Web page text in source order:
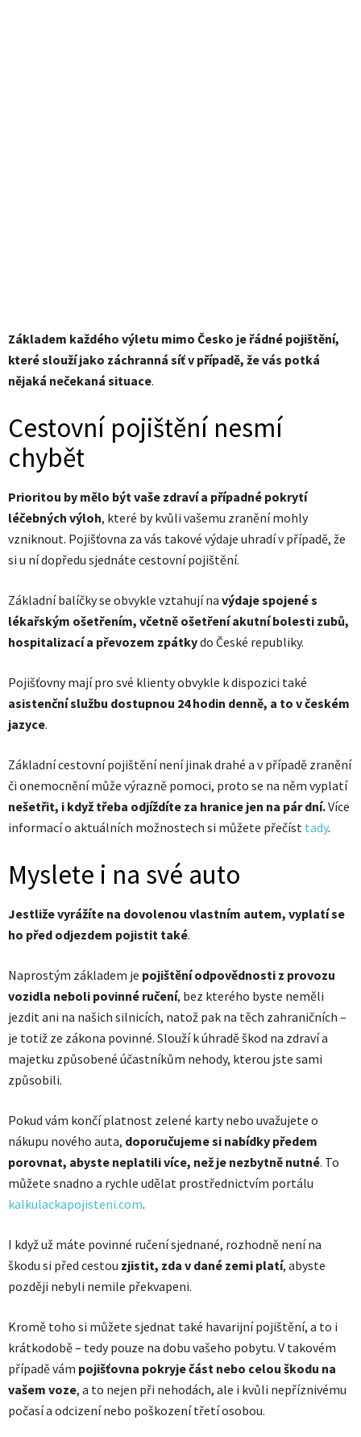
Základem každého výletu mimo Česko je řádné pojištění,
které slouží jako záchranná síť v případě, že vás potká
nějaká nečekaná situace.
Cestovní pojištění nesmí
chybět
Prioritou by mělo být vaše zdraví a případné pokrytí
léčebných výloh, které by kvůli vašemu zranění mohly
vzniknout. Pojišťovna za vás takové výdaje uhradí v případě, že
si u ní dopředu sjednáte cestovní pojištění.
Základní balíčky se obvykle vztahují na výdaje spojené s
lékařským ošetřením, včetně ošetření akutní bolesti zubů,
hospitalizací a převozem zpátkydo České republiky.
Pojišťovny mají pro své klienty obvykle k dispozici také
asistenční službu dostupnou 24 hodin denně, a to v českém
jazyce.
Základní cestovní pojištění není jinak drahé a v případě zranění
či onemocnění může výrazně pomoci, proto se na něm vyplatí
nešetřit, i když třeba odjíždíte za hranice jen na pár dní.Více
informací o aktuálních možnostech si můžete přečíst tady.
Myslete i na své auto
Jestliže vyrážíte na dovolenou vlastním autem, vyplatí se
ho před odjezdem pojistit také.
Naprostým základem je pojištění odpovědnosti z provozu
vozidla neboli povinné ručení, bez kterého byste neměli
jezdit ani na našich silnicích, natož pak na těch zahraničních –
je totiž ze zákona povinné. Slouží k úhradě škod na zdraví a
majetku způsobené účastníkům nehody, kterou jste sami
způsobili.
Pokud vám končí platnost zelené karty nebo uvažujete o
nákupu nového auta, doporučujeme si nabídky předem
porovnat, abyste neplatili více, než je nezbytně nutné. To
můžete snadno a rychle udělat prostřednictvím portálu
kalkulackapojisteni.com.
I když už máte povinné ručení sjednané, rozhodně není na
škodu si před cestou zjistit, zda v dané zemi platí, abyste
později nebyli nemile překvapeni.
Kromě toho si můžete sjednat také havarijní pojištění, a to i
krátkodobě – tedy pouze na dobu vašeho pobytu. V takovém
případě vám pojišťovna pokryje část nebo celou škodu na
vašem voze, a to nejen při nehodách, ale i kvůli nepříznivému
počasí a odcizení nebo poškození třetí osobou.